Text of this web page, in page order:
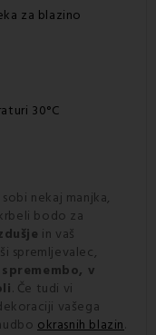
za blazino
30°C
nekaj manjka,
bodo za
in vaš
spremljevalec,
v
. Če tudi vi
vašega
okrasnih blazin.